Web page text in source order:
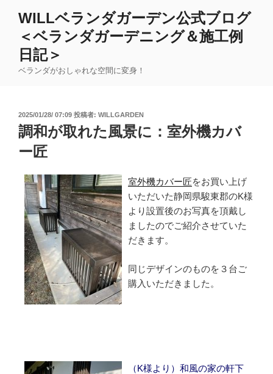
WILLベランダガーデン公式ブログ
＜ベランダガーデニング＆施工例
日記＞
ベランダがおしゃれな空間に変身！
投
稿
日:
2025/01/28/ 07:09 投稿者: WILLGARDEN
調和が取れた風景に：室外機カバ
ー匠
室外機カバー匠をお買い上げ
いただいた静岡県駿東郡のK様
より設置後のお写真を頂戴し
ましたのでご紹介させていた
だきます。
同じデザインのものを３台ご
購入いただきました。
（K様より）和風の家の軒下